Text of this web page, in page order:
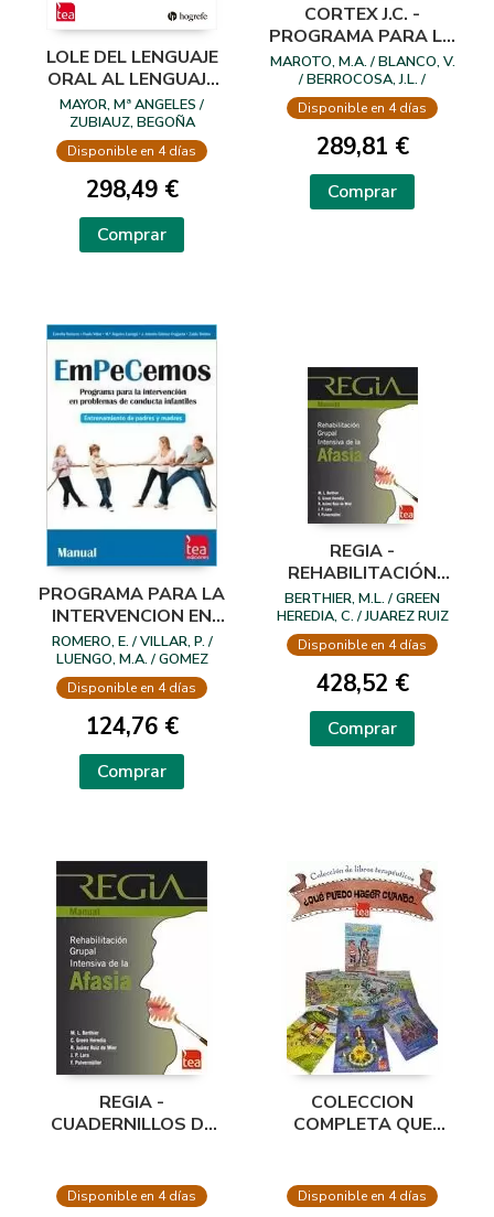
LOLE DEL LENGUAJE
ORAL AL LENGUAJE
ESCRITO
MAYOR, Mª ANGELES /
ZUBIAUZ, BEGOÑA
Disponible en 4 días
298,49 €
Comprar
CORTEX J.C. -
PROGRAMA PARA LA
ESTIMULACION Y EL
MANTENIMIENTO
COGNITIVO EN
DEMENCIAS
MAROTO, M.A. / BLANCO, V.
/ BERROCOSA, J.L. /
SANCHEZ, T. / SAAVEDRA,
C.
Disponible en 4 días
289,81 €
Comprar
PROGRAMA PARA LA
INTERVENCION EN
PROBLEMAS DE
CONDUCTA
INFANTILES.
EMPECEMOS
ROMERO, E. / VILLAR, P. /
LUENGO, M.A. / GOMEZ
FRAGUELA, J.A. / ROBLES, Z.
Disponible en 4 días
124,76 €
Comprar
REGIA -
REHABILITACIÓN
GRUPAL DE LA
AFASIA - J.C. (A)
BERTHIER, M.L. / GREEN
HEREDIA, C. / JUAREZ RUIZ
DE MIER, R. / LARA, J.P. /
PULVERMULLER, F.
Disponible en 4 días
428,52 €
Comprar
REGIA -
CUADERNILLOS DE
Disponible en 4 días
COLECCION
COMPLETA QUE
Disponible en 4 días